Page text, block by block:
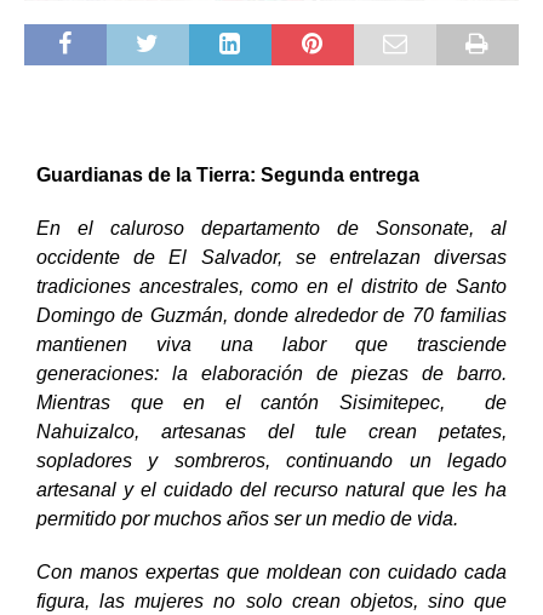
Guardianas de la Tierra: Segunda entrega
En el caluroso departamento de Sonsonate, al
occidente de El Salvador, se entrelazan diversas
tradiciones ancestrales, como en el distrito de Santo
Domingo de Guzmán, donde alrededor de 70 familias
mantienen viva una labor que trasciende
generaciones: la elaboración de piezas de barro.
Mientras que en el cantón Sisimitepec, de
Nahuizalco, artesanas del tule crean petates,
sopladores y sombreros, continuando un legado
artesanal y el cuidado del recurso natural que les ha
permitido por muchos años ser un medio de vida.
Con manos expertas que moldean con cuidado cada
figura, las mujeres no solo crean objetos, sino que